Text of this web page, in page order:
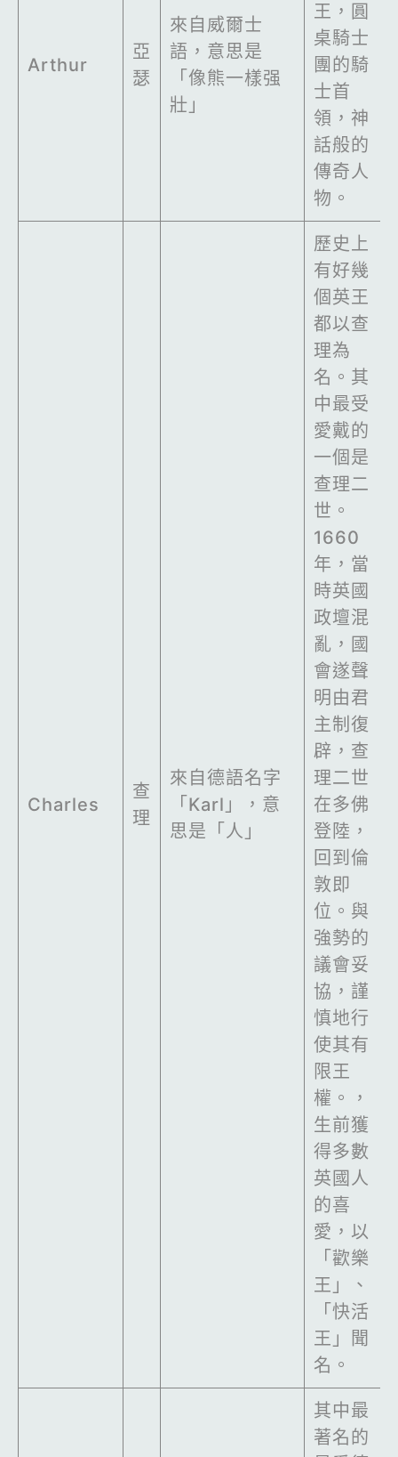
Arthur
亞
瑟
來自威爾士
語，意思是
「像熊一樣强
壯」
王，圓
桌騎士
團的騎
士首
領，神
話般的
傳奇人
物。
Charles
查
理
來自德語名字
「Karl」，意
思是「人」
歷史上
有好幾
個英王
都以查
理為
名。其
中最受
愛戴的
一個是
查理二
世。
1660
年，當
時英國
政壇混
亂，國
會遂聲
明由君
主制復
辟，查
理二世
在多佛
登陸，
回到倫
敦即
位。與
強勢的
議會妥
協，謹
慎地行
使其有
限王
權。，
生前獲
得多數
英國人
的喜
愛，以
「歡樂
王」、
「快活
王」聞
名。
其中最
著名的